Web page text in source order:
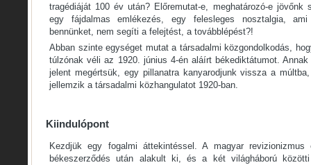
tragédiáját 100 év után? Előremutat-e, meghatározó-e jövőnk
egy fájdalmas emlékezés, egy felesleges nosztalgia,
bennünket, nem segíti a felejtést, a továbblépést?!
Abban szinte egységet mutat a társadalmi közgondolkodás,
túlzónak véli az 1920. június 4-én aláírt békediktátumot.
jelent megértsük, egy pillanatra kanyarodjunk vissza a
jellemzik a társadalmi közhangulatot 1920-ban.
Kiindulópont
Kezdjük egy fogalmi áttekintéssel. A magyar
békeszerződés után alakult ki, és a két világháború